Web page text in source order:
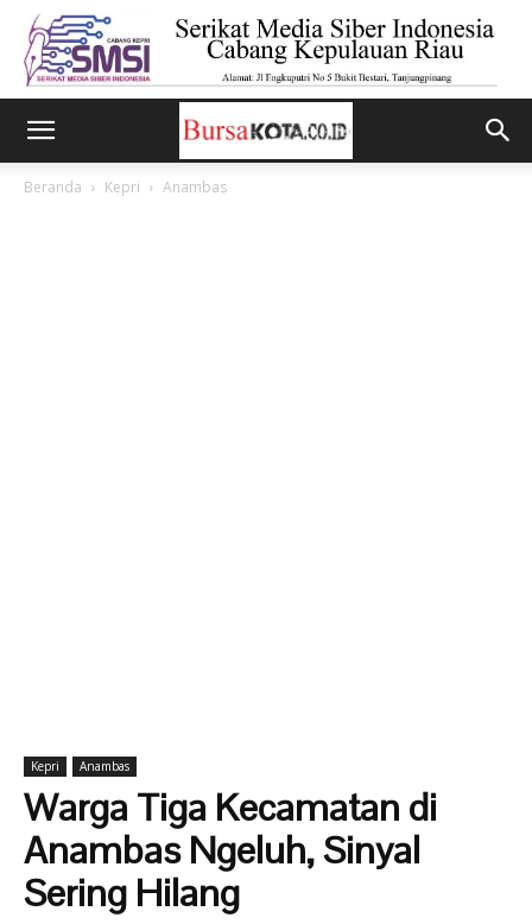
Beranda Kepri Anambas
Kepri Anambas
Warga Tiga Kecamatan di
Anambas Ngeluh, Sinyal
Sering Hilang